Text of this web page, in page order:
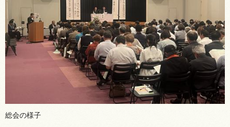
総会の様子